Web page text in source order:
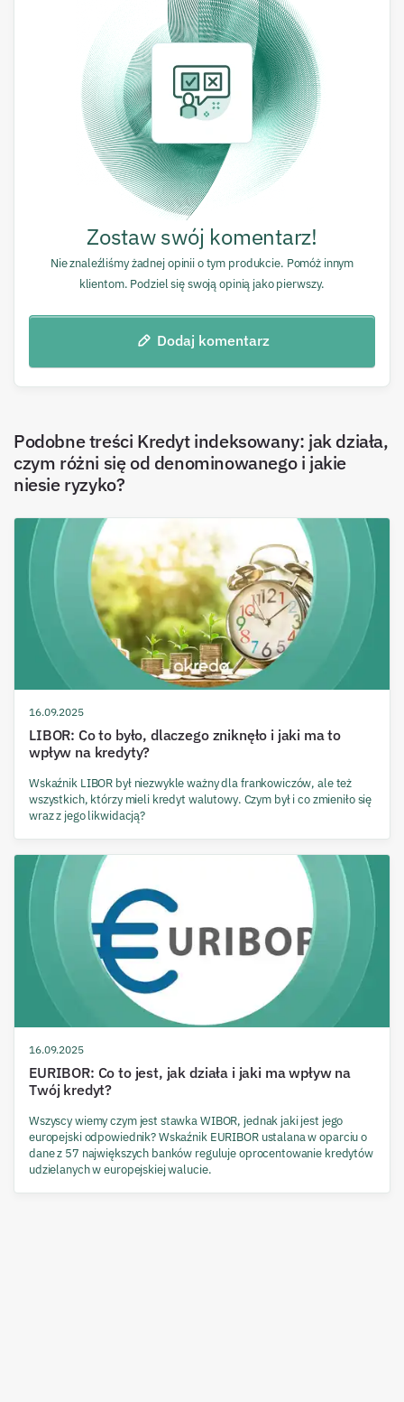
Zostaw swój komentarz!
Nie znaleźliśmy żadnej opinii o tym produkcie. Pomóż innym
klientom. Podziel się swoją opinią jako pierwszy.
Dodaj komentarz
Podobne treści Kredyt indeksowany: jak działa,
czym różni się od denominowanego i jakie
niesie ryzyko?
16.09.2025
LIBOR: Co to było, dlaczego zniknęło i jaki ma to
wpływ na kredyty?
Wskaźnik LIBOR był niezwykle ważny dla frankowiczów, ale też
wszystkich, którzy mieli kredyt walutowy. Czym był i co zmieniło się
wraz z jego likwidacją?
16.09.2025
EURIBOR: Co to jest, jak działa i jaki ma wpływ na
Twój kredyt?
Wszyscy wiemy czym jest stawka WIBOR, jednak jaki jest jego
europejski odpowiednik? Wskaźnik EURIBOR ustalana w oparciu o
dane z 57 największych banków reguluje oprocentowanie kredytów
udzielanych w europejskiej walucie.